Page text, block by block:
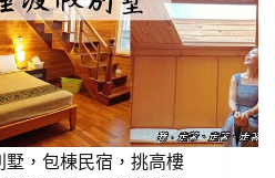
墅，包棟民宿，挑高樓